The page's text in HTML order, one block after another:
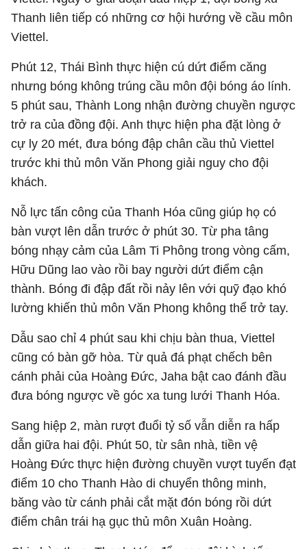
Thanh liên tiếp có những cơ hội hướng về cầu môn
Viettel.
Phút 12, Thái Bình thực hiện cú dứt điểm căng
nhưng bóng không trúng cầu môn đội bóng áo lính.
5 phút sau, Thành Long nhận đường chuyền ngược
trở ra của đồng đội. Anh thực hiện pha đặt lòng ở
cự ly 20 mét, đưa bóng đập chân cầu thủ Viettel
trước khi thủ môn Văn Phong giải nguy cho đội
khách.
Nỗ lực tấn công của Thanh Hóa cũng giúp họ có
bàn vượt lên dẫn trước ở phút 30. Từ pha tâng
bóng nhạy cảm của Lâm Ti Phông trong vòng cấm,
Hữu Dũng lao vào rồi bay người dứt điểm cận
thành. Bóng đi đập đất rồi nảy lên với quỹ đạo khó
lường khiến thủ môn Văn Phong không thể trở tay.
Dẫu sao chỉ 4 phút sau khi chịu bàn thua, Viettel
cũng có bàn gỡ hòa. Từ quả đá phạt chếch bên
cánh phải của Hoàng Đức, Jaha bật cao đánh đầu
đưa bóng ngược về góc xa tung lưới Thanh Hóa.
Sang hiệp 2, màn rượt đuổi tỷ số vẫn diễn ra hấp
dẫn giữa hai đội. Phút 50, từ sân nhà, tiền vệ
Hoàng Đức thực hiện đường chuyền vượt tuyến đạt
điểm 10 cho Thanh Hào di chuyển thông minh,
băng vào từ cánh phải cắt mặt đón bóng rồi dứt
điểm chân trái hạ gục thủ môn Xuân Hoàng.